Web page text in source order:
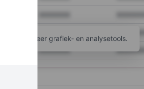
XXXXXXX XXXXXXX
tot meer grafiek- en analysetools.